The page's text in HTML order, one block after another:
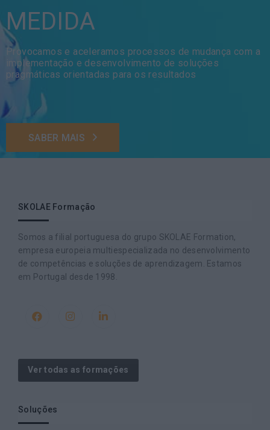
MEDIDA
Provocamos e aceleramos processos de mudança com a
implementação e desenvolvimento de soluções
pragmáticas orientadas para os resultados
SABER MAIS
SKOLAE Formação
Somos a filial portuguesa do grupo SKOLAE Formation,
empresa europeia multiespecializada no desenvolvimento
de competências e soluções de aprendizagem. Estamos
em Portugal desde 1998.
Ver todas as formações
Soluções